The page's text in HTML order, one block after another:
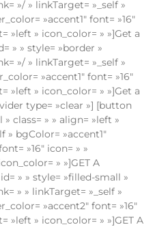
»/ » linkTarget= »_self »
»accent1″ font= »16″
»left » icon_color= » »]Get a
» » style= »border »
»/ » linkTarget= »_self »
»accent1″ font= »16″
»left » icon_color= » »]Get a
type= »clear »] [button
class= » » align= »left »
» bgColor= »accent1″
»16″ icon= » »
» »]GET A
» » style= »filled-small »
» » linkTarget= »_self »
»accent2″ font= »16″
»left » icon_color= » »]GET A